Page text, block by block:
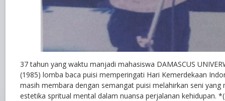
37 tahun yang waktu manjadi mahasiswa DAMASCUS
(1985) lomba baca puisi memperingati Hari Kemerdekaan
masih membara dengan semangat puisi melahirkan seni
estetika spritual mental dalam nuansa perjalanan kehidupan.